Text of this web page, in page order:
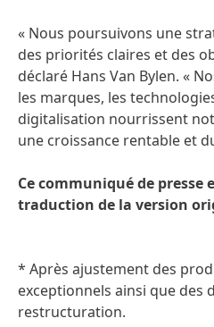
« Nous poursuivons une
des priorités claires et des
déclaré Hans Van Bylen. «
les marques, les
digitalisation nourrissent
une croissance rentable et
Ce communiqué de presse
traduction de la version
* Après ajustement des
exceptionnels ainsi que des
restructuration.